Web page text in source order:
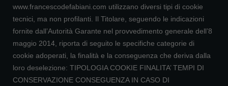
www.francescodefabiani.com utilizzano diversi tipi di cookie
tecnici, ma non profilanti. Il Titolare, seguendo le indicazioni
fornite dall’Autorità Garante nel provvedimento generale dell’8
maggio 2014, riporta di seguito le specifiche categorie di
cookie adoperati, la finalità e la conseguenza che deriva dalla
loro deselezione: TIPOLOGIA COOKIE FINALITA’ TEMPI DI
CONSERVAZIONE CONSEGUENZA IN CASO DI